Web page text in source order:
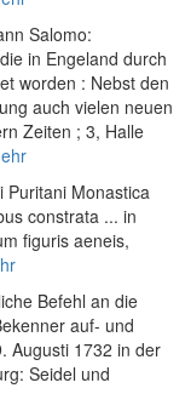
Salomo:
in Engeland durch
worden : Nebst den
auch vielen neuen
Zeiten ; 3, Halle
Puritani Monastica
constrata ... in
figuris aeneis,
Befehl an die
auf- und
Augusti 1732 in der
Seidel und